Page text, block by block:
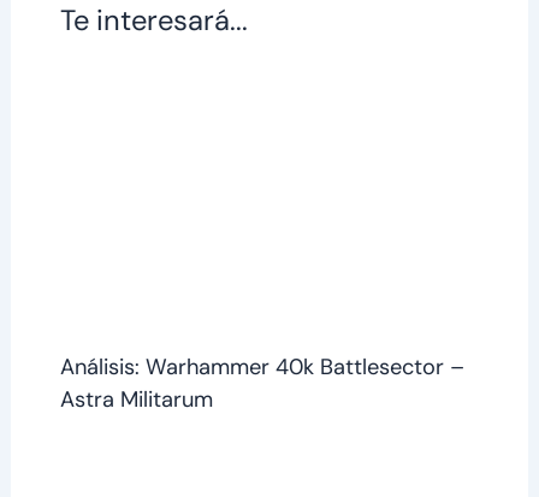
Te interesará...
Análisis: Warhammer 40k Battlesector –
Astra Militarum